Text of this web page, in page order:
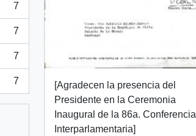
7
7
7
7
[Agradecen la presencia del
Presidente en la Ceremonia
Inaugural de la 86a. Conferencia
Interparlamentaria]